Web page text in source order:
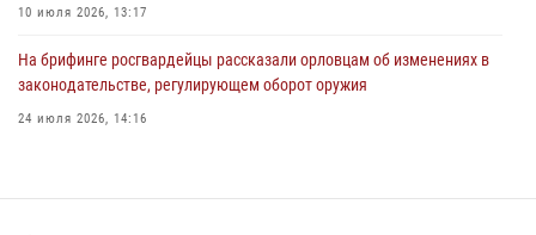
10 июля 2026, 13:17
На брифинге росгвардейцы рассказали орловцам об изменениях в
законодательстве, регулирующем оборот оружия
24 июля 2026, 14:16
30 июля 2026, 14:27